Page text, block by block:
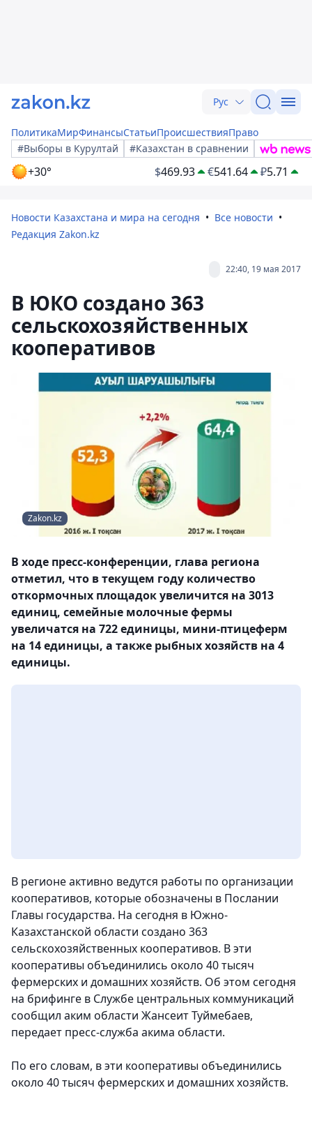
Рус
ПолитикаМирФинансыСтатьиПроисшествияПраво
#Выборы в Курултай
#Казахстан в сравнении
+30° $469.93 €541.64 ₽5.71
Новости Казахстана и мира на сегодня
Все новости
Редакция Zakon.kz
22:40, 19 мая 2017
В ЮКО создано 363
сельскохозяйственных
кооперативов
Zakon.kz
В ходе пресс-конференции, глава региона
отметил, что в текущем году количество
откормочных площадок увеличится на 3013
единиц, семейные молочные фермы
увеличатся на 722 единицы, мини-птицеферм
на 14 единицы, а также рыбных хозяйств на 4
единицы.
В регионе активно ведутся работы по организации
кооперативов, которые обозначены в Послании
Главы государства. На сегодня в Южно-
Казахстанской области создано 363
сельскохозяйственных кооперативов. В эти
кооперативы объединились около 40 тысяч
фермерских и домашних хозяйств. Об этом сегодня
на брифинге в Службе центральных коммуникаций
сообщил аким области Жансеит Туймебаев,
передает пресс-служба акима области.
По его словам, в эти кооперативы объединились
около 40 тысяч фермерских и домашних хозяйств.